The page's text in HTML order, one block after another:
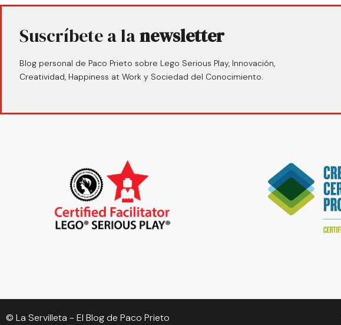
Suscríbete a lanewsletter
Blog personal de Paco Prieto sobre Lego Serious Play, Innovación,
Creatividad, Happiness at Work y Sociedad del Conocimiento.
© La Servilleta - El Blog de Paco Prieto